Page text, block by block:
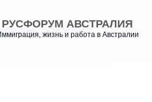
РУСФОРУМ АВСТРАЛИЯ
жизнь и работа в Австралии